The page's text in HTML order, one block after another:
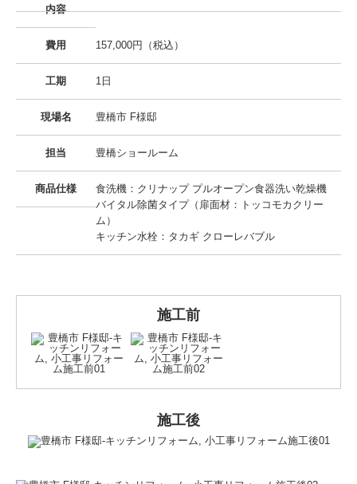
内容
費用 157,000円（税込）
工期 1日
現場名 豊橋市 F様邸
担当 豊橋ショールーム
商品仕様
食洗機：クリナップ プルオープン食器洗い乾燥機
バイタル除菌タイプ（扉面材：トッコモカクリー
ム）
キッチン水栓：タカギ クローレバブル
施工前
施工後